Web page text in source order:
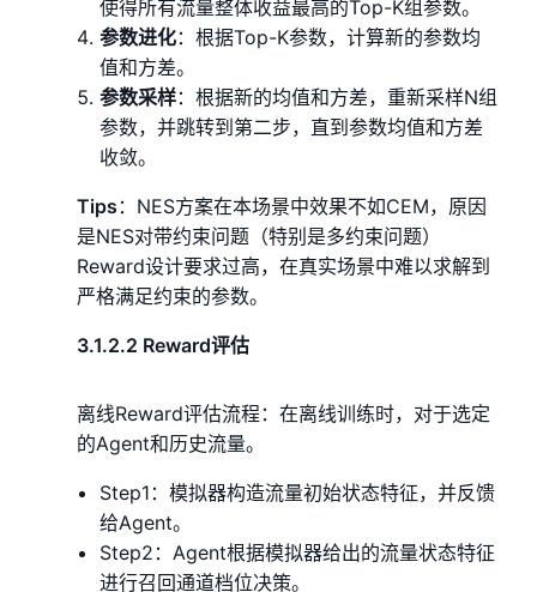
使得所有流量整体收益最高的Top-K组参数。
参数进化：根据Top-K参数，计算新的参数均
值和方差。
参数采样：根据新的均值和方差，重新采样N组
参数，并跳转到第二步，直到参数均值和方差
收敛。
Tips ：NES方案在本场景中效果不如CEM，原因
是NES对带约束问题（特别是多约束问题）
Reward设计要求过高，在真实场景中难以求解到
严格满足约束的参数。
3.1.2.2 Reward评估
离线Reward评估流程：在离线训练时，对于选定
的Agent和历史流量。
Step1：模拟器构造流量初始状态特征，并反馈
给Agent。
Step2：Agent根据模拟器给出的流量状态特征
进行召回通道档位决策。